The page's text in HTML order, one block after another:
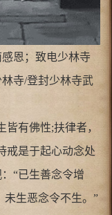
恩；致电少林寺
寺/登封少林寺武
皆有佛性;扶律者，
戒是于起心动念处
“已生善念令增
未生恶念令不生。”